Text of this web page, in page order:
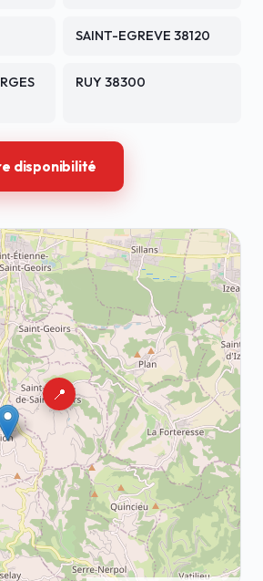
SAINT-EGREVE 38120
RUY 38300
disponibilité
📍